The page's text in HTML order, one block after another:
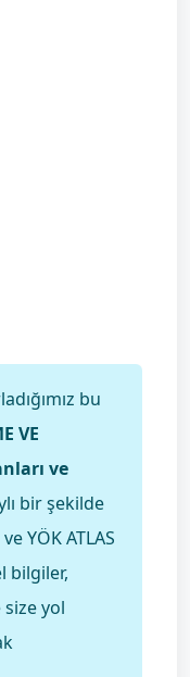
bu
VE
ve
bir şekilde
YÖK ATLAS
bilgiler,
yol